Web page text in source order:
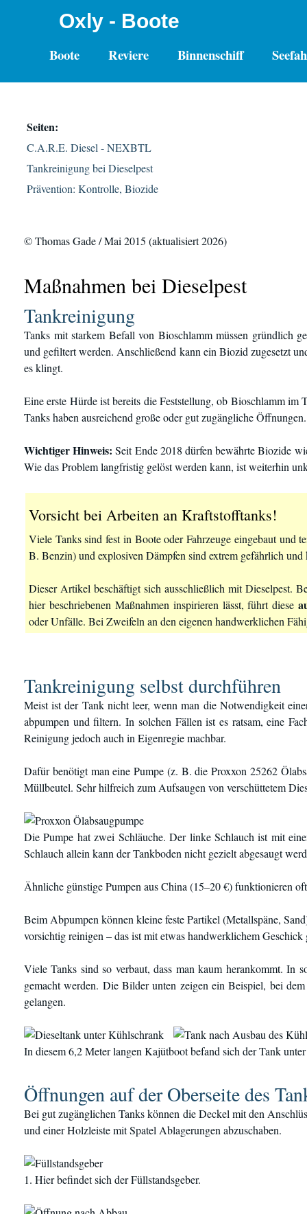
Oxly - Boote
Boote Reviere Binnenschiff
Seiten:
C.A.R.E. Diesel - NEXBTL
Tankreinigung bei Dieselpest
Prävention: Kontrolle, Biozide
© Thomas Gade / Mai 2015 (aktualisiert 2026)
Maßnahmen bei Dieselpest
Tankreinigung
Tanks mit starkem Befall von Bioschlamm müssen gründlich
und gefiltert werden. Anschließend kann ein Biozid zugesetzt
es klingt.
Eine erste Hürde ist bereits die Feststellung, ob Bioschlamm
Tanks haben ausreichend große oder gut zugängliche Öffnungen.
Wichtiger Hinweis: Seit Ende 2018 dürfen bewährte Biozide
Wie das Problem langfristig gelöst werden kann, ist weiterhin
Vorsicht bei Arbeiten an Kraftstofftanks!
Viele Tanks sind fest in Boote oder Fahrzeuge eingebaut
B. Benzin) und explosiven Dämpfen sind extrem gefährlich
Dieser Artikel beschäftigt sich ausschließlich mit Dieselpest.
hier beschriebenen Maßnahmen inspirieren lässt, führt diese
oder Unfälle. Bei Zweifeln an den eigenen handwerklichen
Tankreinigung selbst durchführen
Meist ist der Tank nicht leer, wenn man die Notwendigkeit
abpumpen und filtern. In solchen Fällen ist es ratsam, eine
Reinigung jedoch auch in Eigenregie machbar.
Dafür benötigt man eine Pumpe (z. B. die Proxxon 25262
Müllbeutel. Sehr hilfreich zum Aufsaugen von verschüttetem
Die Pumpe hat zwei Schläuche. Der linke Schlauch ist mit
Schlauch allein kann der Tankboden nicht gezielt abgesaugt
Ähnliche günstige Pumpen aus China (15–20 €) funktionieren
Beim Abpumpen können kleine feste Partikel (Metallspäne,
vorsichtig reinigen – das ist mit etwas handwerklichem Geschick
Viele Tanks sind so verbaut, dass man kaum herankommt. In
gemacht werden. Die Bilder unten zeigen ein Beispiel, bei
gelangen.
In diesem 6,2 Meter langen Kajütboot befand sich der Tank
Öffnungen auf der Oberseite des
Bei gut zugänglichen Tanks können die Deckel mit den
und einer Holzleiste mit Spatel Ablagerungen abzuschaben.
1. Hier befindet sich der Füllstandsgeber.